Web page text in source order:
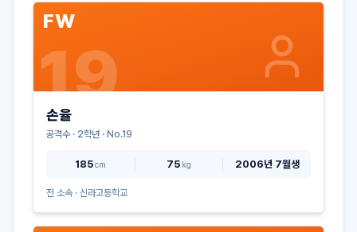
FW
19
손율
공격수· 2학년 · No.19
185cm 75 kg 2006년 7월생
전 소속 · 신라고등학교